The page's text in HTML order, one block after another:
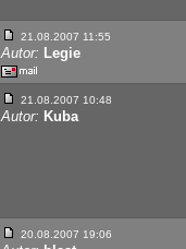
21.08.2007 11:55
Autor: Legie
21.08.2007 10:48
Autor: Kuba
20.08.2007 19:06